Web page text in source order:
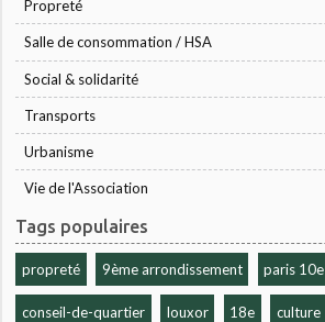
Propreté
Salle de consommation / HSA
Social & solidarité
Transports
Urbanisme
Vie de l'Association
Tags populaires
propreté 9ème arrondissement paris 10e
conseil-de-quartier louxor 18e culture